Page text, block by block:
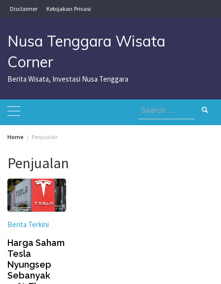
Skip
to
Disclaimer Kebijakan Privasi
Nusa Tenggara Wisata
Corner
Berita Wisata, Investasi Nusa Tenggara
Search
for:
Home Penjualan
Penjualan
Berita Terkini
Harga Saham
Tesla
Nyungsep
Sebanyak